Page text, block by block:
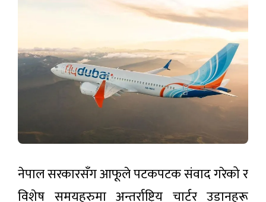
नेपाल सरकारसँग आफूले पटकपटक संवाद गरेको र
विशेष समयहरुमा अन्तर्राष्ट्रिय चार्टर उडानहरू